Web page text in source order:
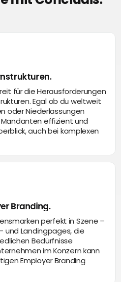
für die Herausforderungen
Egal ob du weltweit
oder Niederlassungen
effizient und
auch bei komplexen
Branding.
perfekt in Szene –
und Landingpages, die
Bedürfnisse
im Konzern kann
Employer Branding